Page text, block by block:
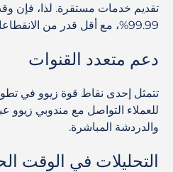
تقديم خدمات مستقرة. لذا، فإن
99.99%، مع أقل قدر من الانقطاعات وأطول فترة توافر.
دعم متعدد القنوات
تتمثل إحدى نقاط قوة زيوو في
للعملاء التواصل مع مندوبي زيوو
والدردشة المباشرة.
التحليلات في الوقت